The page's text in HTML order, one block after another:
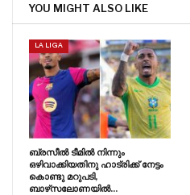
YOU MIGHT ALSO LIKE
LA LIGA
ബ്രസീൽ ടീമിൽ നിന്നും
ഒഴിവാക്കിയതിനു ഹാട്രിക്ക് നേട്ടം
കൊണ്ടു മറുപടി,
ബാഴ്‌സലോണയിൽ…